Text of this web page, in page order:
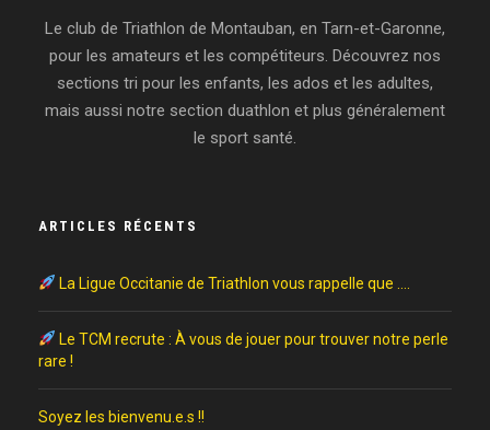
Le club de Triathlon de Montauban, en Tarn-et-Garonne,
pour les amateurs et les compétiteurs. Découvrez nos
sections tri pour les enfants, les ados et les adultes,
mais aussi notre section duathlon et plus généralement
le sport santé.
ARTICLES RÉCENTS
La Ligue Occitanie de Triathlon vous rappelle que ….
Le TCM recrute : À vous de jouer pour trouver notre perle
rare !
Soyez les bienvenu.e.s !!